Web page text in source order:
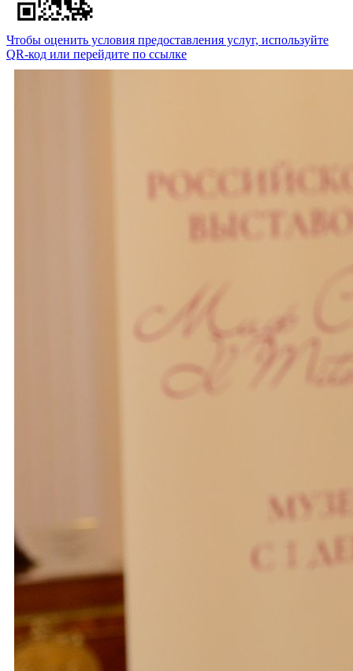
Чтобы оценить условия предоставления услуг, используйте
QR-код или перейдите по ссылке